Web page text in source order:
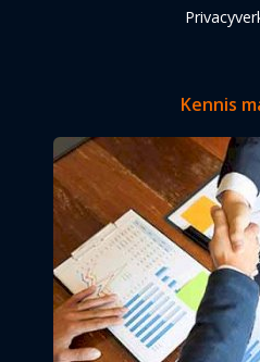
Kennis